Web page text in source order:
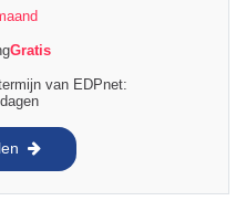
Gratis
van EDPnet: